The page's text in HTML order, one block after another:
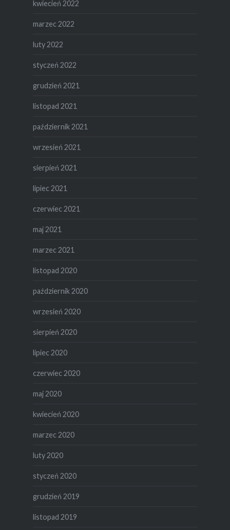
kwiecień 2022
marzec 2022
luty 2022
styczeń 2022
grudzień 2021
listopad 2021
październik 2021
wrzesień 2021
sierpień 2021
lipiec 2021
czerwiec 2021
maj 2021
marzec 2021
listopad 2020
październik 2020
wrzesień 2020
sierpień 2020
lipiec 2020
czerwiec 2020
maj 2020
kwiecień 2020
marzec 2020
luty 2020
styczeń 2020
grudzień 2019
listopad 2019